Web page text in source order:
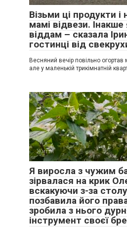
Візьми ці продукти і
мамі відвези. Інакше
віддам – сказала
гостинці від
Весняний вечір повільно огортав
але у маленькій трикімнатній
Життя
Я виросла з чужим
зірвалася на крик
вскакуючи з-за
позбавила його
зробила з нього
інструмент своєї